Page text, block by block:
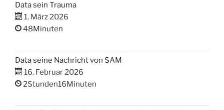
Data sein Trauma
1. März 2026
48Minuten
Data seine Nachricht von SAM
16. Februar 2026
2Stunden16Minuten